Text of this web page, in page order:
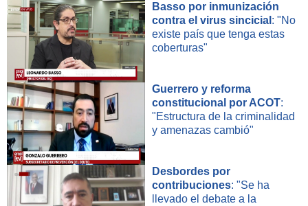
Basso por inmunización
contra el virus sincicial : "No
existe país que tenga estas
coberturas"
Guerrero y reforma
constitucional por ACOT:
"Estructura de la criminalidad
y amenazas cambió"
Desbordes por
contribuciones: "Se ha
llevado el debate a la